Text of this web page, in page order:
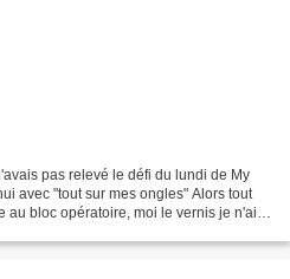
pas relevé le défi du lundi de My
avec "tout sur mes ongles" Alors tout
au bloc opératoire, moi le vernis je n'ai